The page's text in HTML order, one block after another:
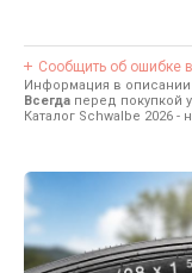
Сообщить об ошибке
Информация в
Всегда перед покупкой
Каталог Schwalbe 2026 -